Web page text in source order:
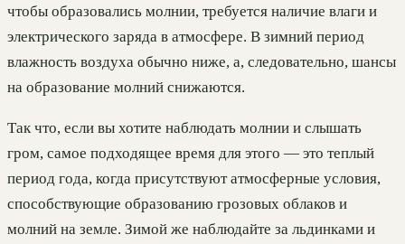
чтобы образовались молнии, требуется наличие влаги и
электрического заряда в атмосфере. В зимний период
влажность воздуха обычно ниже, а, следовательно, шансы
на образование молний снижаются.
Так что, если вы хотите наблюдать молнии и слышать
гром, самое подходящее время для этого — это теплый
период года, когда присутствуют атмосферные условия,
способствующие образованию грозовых облаков и
молний на земле. Зимой же наблюдайте за льдинками и